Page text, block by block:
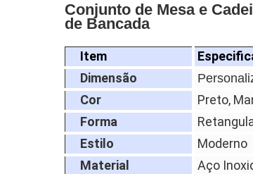
Conjunto de Mesa e
de Bancada
Item
Dimensão
Cor
Preto,
Forma
Estilo
Moderno
Material
Aço